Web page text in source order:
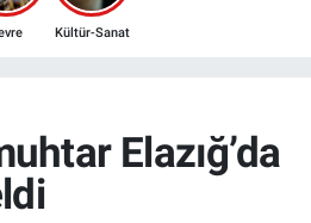
Kültür-Sanat
Elazığ’da
ve Fikstür